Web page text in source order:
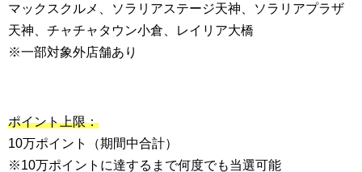
マックスクルメ、ソラリアステージ天神、ソラリアプラザ
天神、チャチャタウン小倉、レイリア大橋
※一部対象外店舗あり
ポイント上限：
10万ポイント（期間中合計）
※10万ポイントに達するまで何度でも当選可能